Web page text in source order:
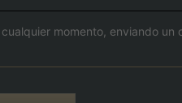
momento, enviando